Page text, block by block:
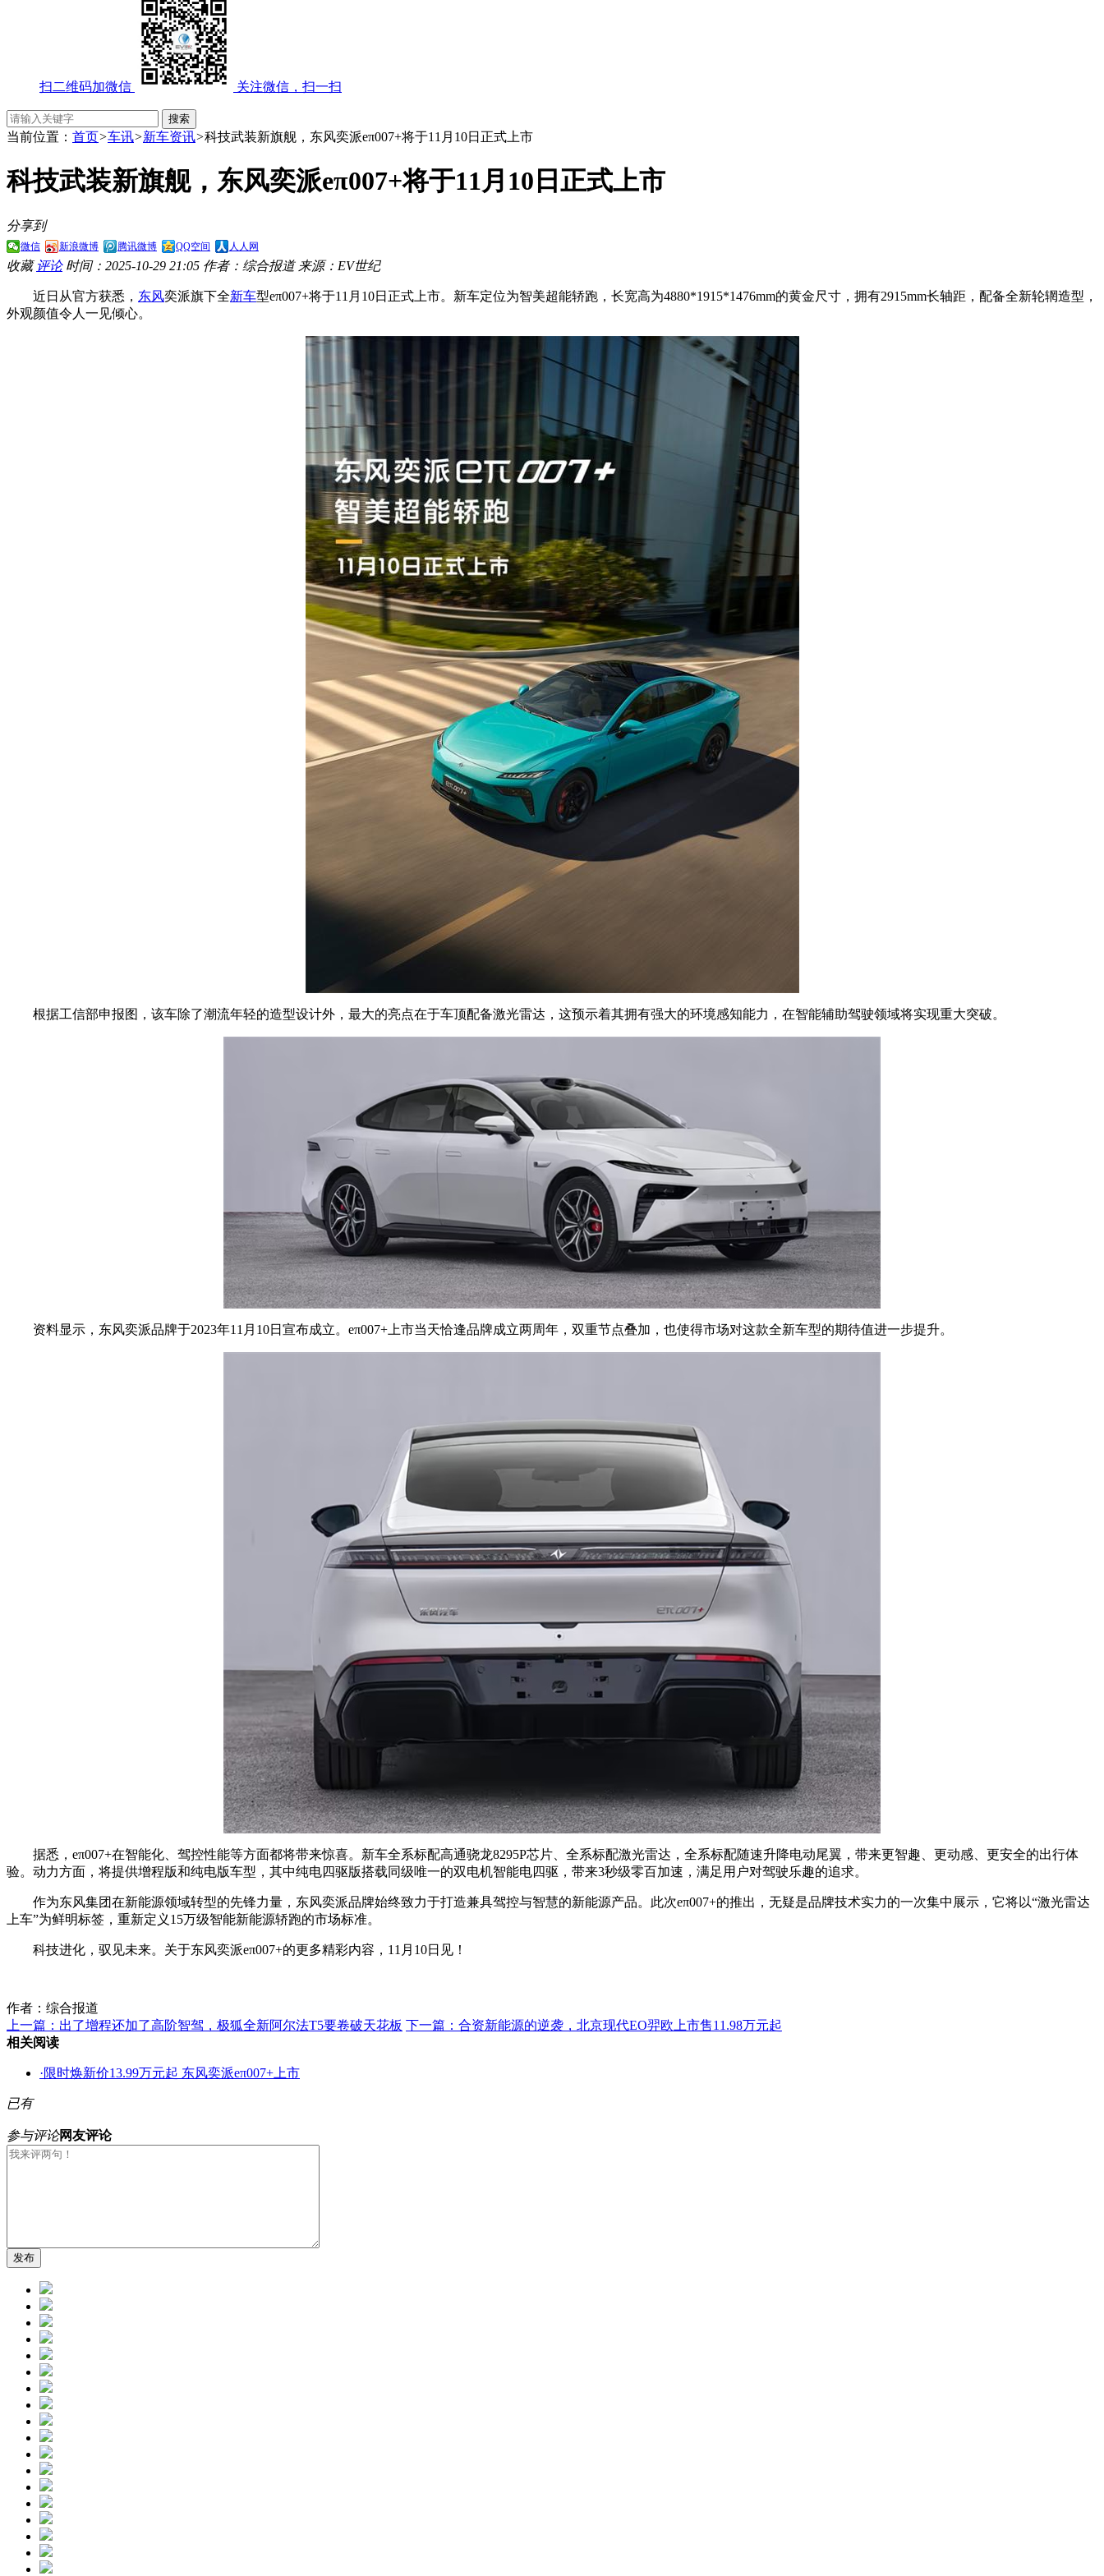
扫二维码加微信 关注微信，扫一扫
当前位置： 首页>车讯>新车资讯>科技武装新旗舰，东风奕派eπ007+将于11月10日正式上市
科技武装新旗舰，东风奕派eπ007+将于11月10日正式上市
分享到
微信 新浪微博 腾讯微博 QQ空间 人人网
收藏 评论 时间：2025-10-29 21:05 作者：综合报道 来源：EV世纪
近日从官方获悉， 东风奕派旗下全新车型eπ007+将于11月10日正式上市。新车定位为智美超能轿跑，长宽高为4880*1915*1476mm的黄金尺寸，拥有2915mm长轴距，配备全新轮辋造型，
外观颜值令人一见倾心。
根据工信部申报图，该车除了潮流年轻的造型设计外，最大的亮点在于车顶配备激光雷达，这预示着其拥有强大的环境感知能力，在智能辅助驾驶领域将实现重大突破。
资料显示，东风奕派品牌于2023年11月10日宣布成立。eπ007+上市当天恰逢品牌成立两周年，双重节点叠加，也使得市场对这款全新车型的期待值进一步提升。
据悉，eπ007+在智能化、驾控性能等方面都将带来惊喜。新车全系标配高通骁龙8295P芯片、全系标配激光雷达，全系标配随速升降电动尾翼，带来更智趣、更动感、更安全的出行体
验。动力方面，将提供增程版和纯电版车型，其中纯电四驱版搭载同级唯一的双电机智能电四驱，带来3秒级零百加速，满足用户对驾驶乐趣的追求。
作为东风集团在新能源领域转型的先锋力量，东风奕派品牌始终致力于打造兼具驾控与智慧的新能源产品。此次eπ007+的推出，无疑是品牌技术实力的一次集中展示，它将以“激光雷达
上车”为鲜明标签，重新定义15万级智能新能源轿跑的市场标准。
科技进化，驭见未来。关于东风奕派eπ007+的更多精彩内容，11月10日见！
作者：综合报道
上一篇： 出了增程还加了高阶智驾，极狐全新阿尔法T5要卷破天花板 下一篇： 合资新能源的逆袭，北京现代EO羿欧上市售11.98万元起
相关阅读
·限时焕新价13.99万元起 东风奕派eπ007+上市
已有
参与评论网友评论